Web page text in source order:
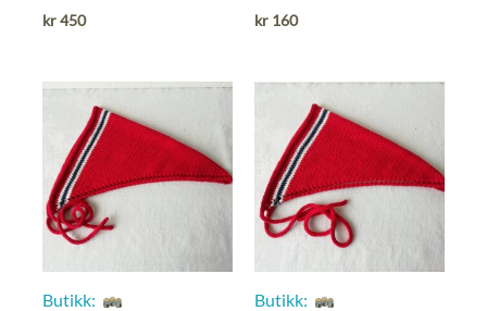
ut
kr450
ut
kr 160
Butikk:
Butikk: